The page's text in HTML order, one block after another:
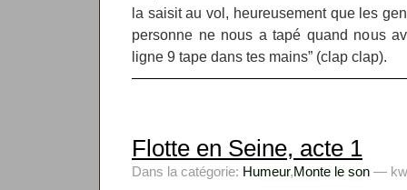
la saisit au vol, heureusement que les
personne ne nous a tapé quand nous
ligne 9 tape dans tes mains” (clap clap).
Flotte en Seine, acte 1
Dans la catégorie: Humeur,Monte le son —